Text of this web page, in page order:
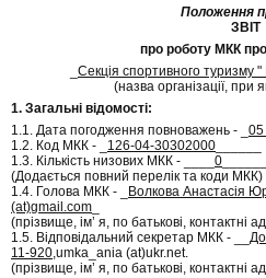
Положення
ЗВІТ
про роботу МКК
Секція спортивного туризму
(назва організації, при
1. Загальні відомості:
1.1. Дата погодження повноважень - _ 05
1.2. Код МКК - _ 126-04-30302000
1.3. Кількість низових МКК - ____ 0
(Додається повний перелік та коди МКК)
1.4. Голова МКК - _
Волкова Анастасія
(at)gmail.com
(прізвище, ім’ я, по батькові, контактні
1.5. Відповідальний секретар МКК - __
11-920,umka_ania (at)ukr.net.
(прізвище, ім’ я, по батькові,